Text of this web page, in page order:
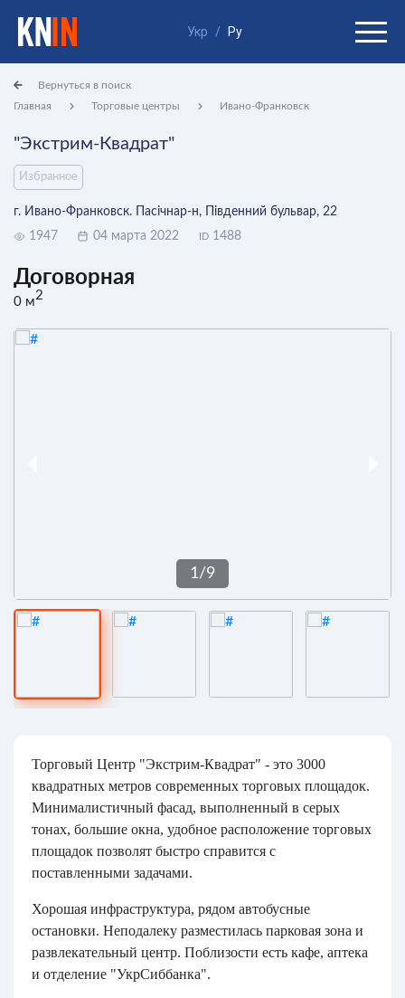
Укр / Ру
Главная Торговые центры Ивано-Франковск
Вернуться в поиск
"Экстрим-Квадрат"
Избранное
г. Ивано-Франковск. Пасічнар-н, Південний бульвар, 22
1947
04 марта 2022 ID 1488
Договорная
0 м2
1/9
Торговый Центр "Экстрим-Квадрат" - это 3000
квадратных метров современных торговых площадок.
Минималистичный фасад, выполненный в серых
тонах, большие окна, удобное расположение торговых
площадок позволят быстро справится с
поставленными задачами.
Хорошая инфраструктура, рядом автобусные
остановки. Неподалеку разместилась парковая зона и
развлекательный центр. Поблизости есть кафе, аптека
и отделение "УкрСиббанка".